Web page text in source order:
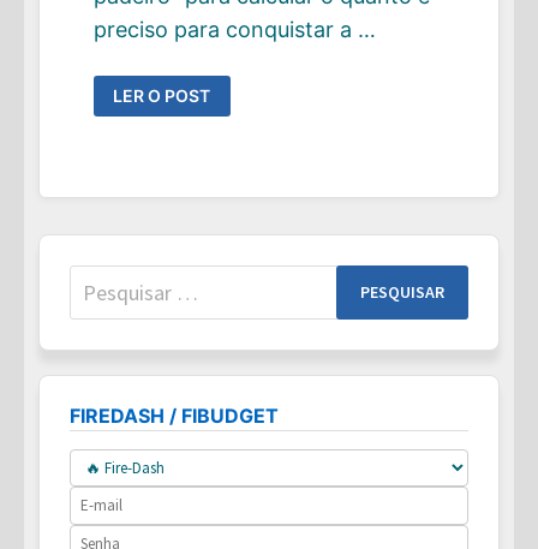
preciso para conquistar a …
A
CONTA
DO
PATRIMÔNIO
NECESSÁRIO
ESTIMATIVA
DE
RENDA
MENSAL
LER O POST
Pesquisar
por:
FIREDASH / FIBUDGET